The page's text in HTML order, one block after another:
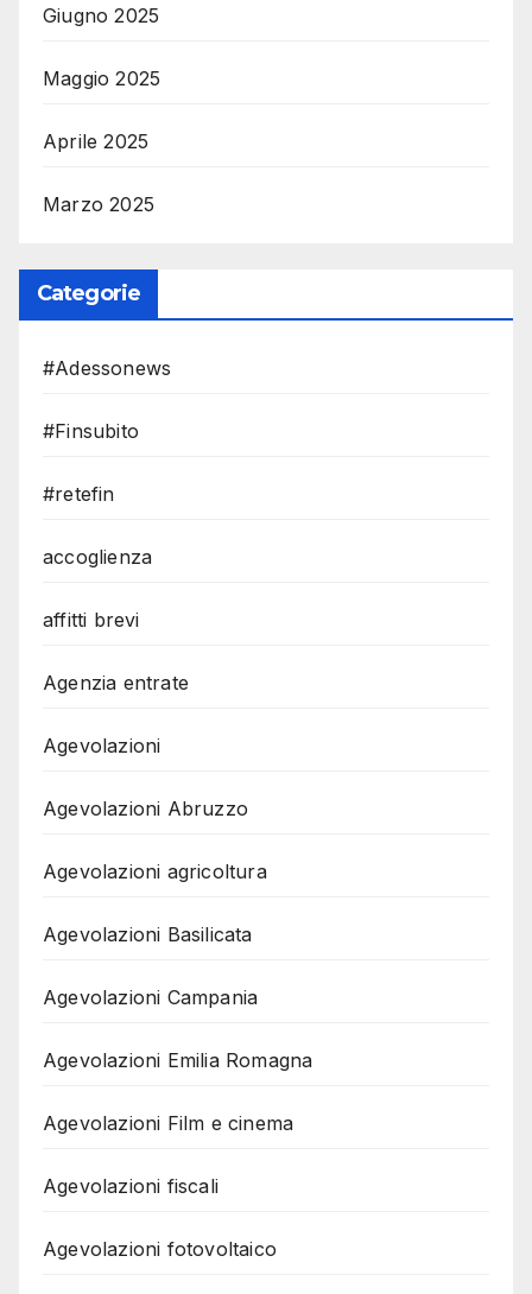
Giugno 2025
Maggio 2025
Aprile 2025
Marzo 2025
Categorie
#Adessonews
#Finsubito
#retefin
accoglienza
affitti brevi
Agenzia entrate
Agevolazioni
Agevolazioni Abruzzo
Agevolazioni agricoltura
Agevolazioni Basilicata
Agevolazioni Campania
Agevolazioni Emilia Romagna
Agevolazioni Film e cinema
Agevolazioni fiscali
Agevolazioni fotovoltaico